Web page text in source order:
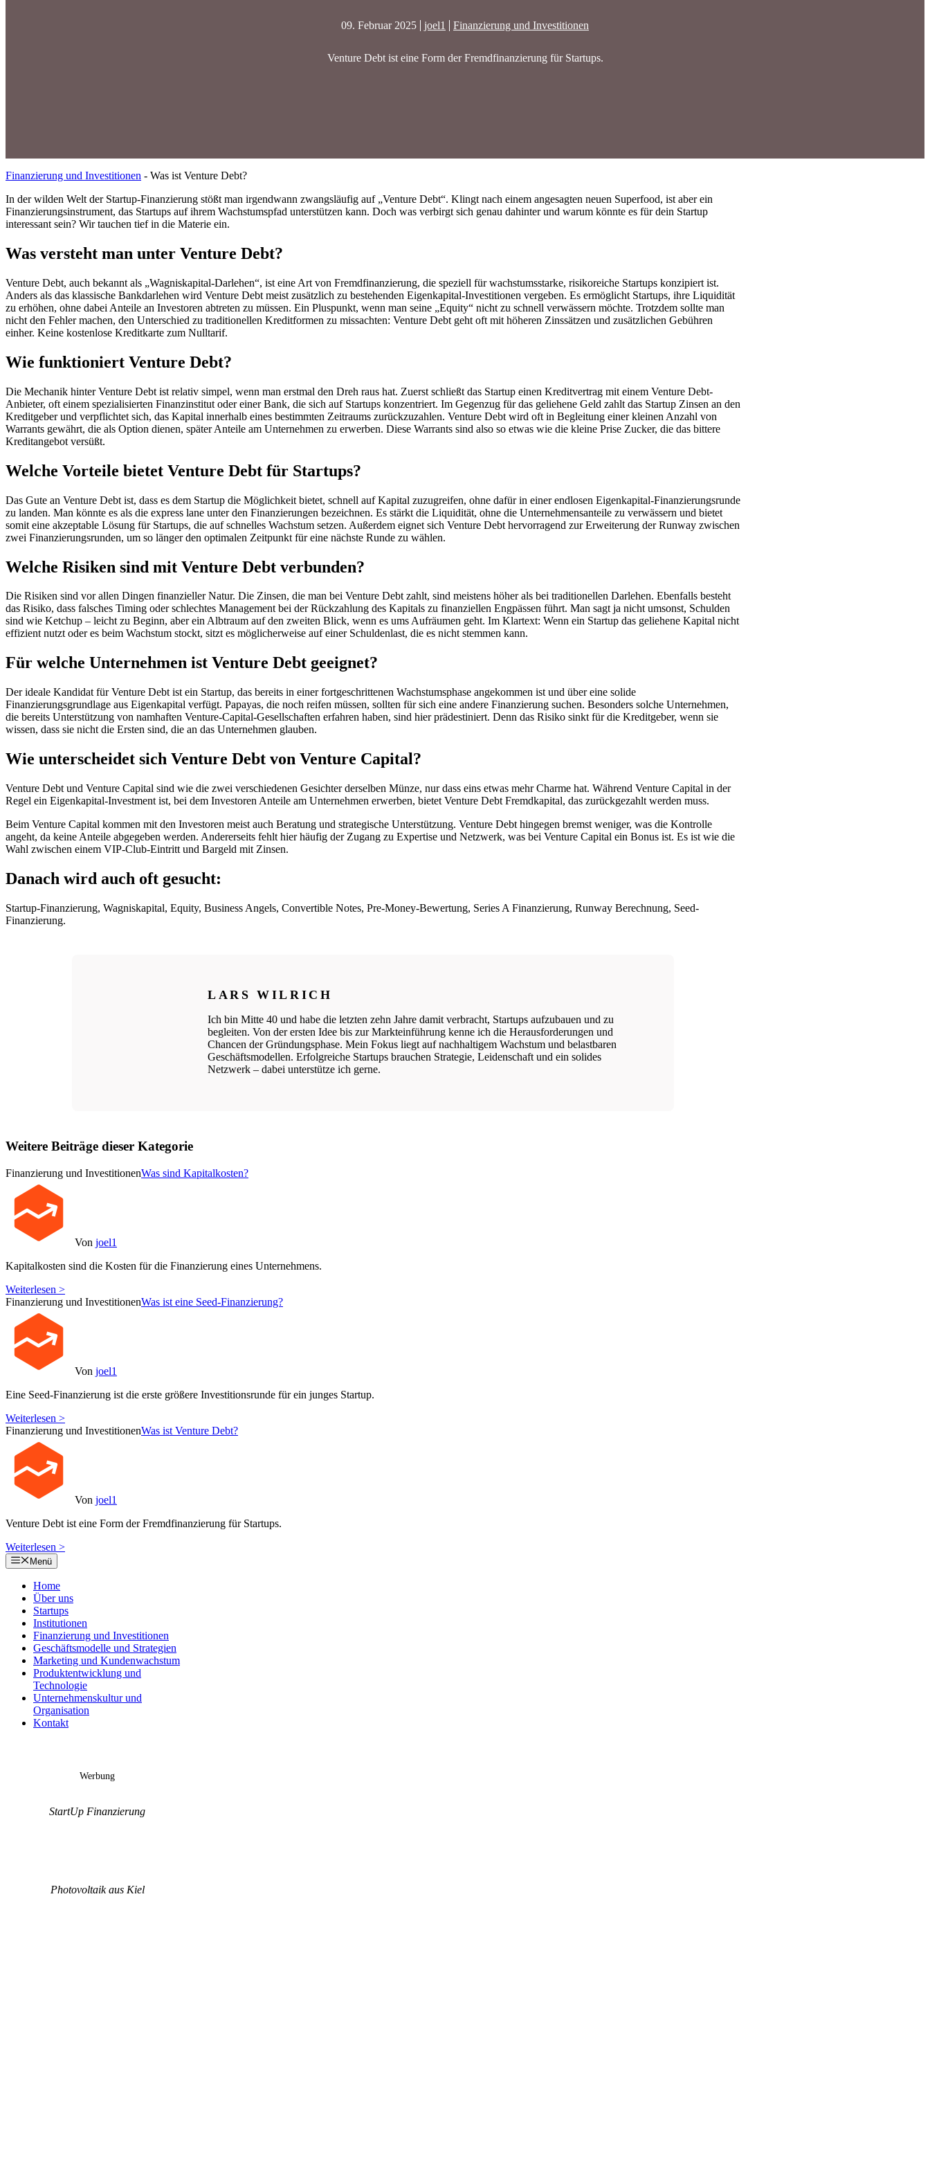
09. Februar 2025 joel1 Finanzierung und Investitionen
Venture Debt ist eine Form der Fremdfinanzierung für Startups.
Finanzierung und Investitionen - Was ist Venture Debt?
In der wilden Welt der Startup-Finanzierung stößt man irgendwann zwangsläufig auf „Venture Debt“. Klingt nach einem angesagten neuen Superfood, ist aber ein
Finanzierungsinstrument, das Startups auf ihrem Wachstumspfad unterstützen kann. Doch was verbirgt sich genau dahinter und warum könnte es für dein Startup
interessant sein? Wir tauchen tief in die Materie ein.
Was versteht man unter Venture Debt?
Venture Debt, auch bekannt als „Wagniskapital-Darlehen“, ist eine Art von Fremdfinanzierung, die speziell für wachstumsstarke, risikoreiche Startups konzipiert ist.
Anders als das klassische Bankdarlehen wird Venture Debt meist zusätzlich zu bestehenden Eigenkapital-Investitionen vergeben. Es ermöglicht Startups, ihre Liquidität
zu erhöhen, ohne dabei Anteile an Investoren abtreten zu müssen. Ein Pluspunkt, wenn man seine „Equity“ nicht zu schnell verwässern möchte. Trotzdem sollte man
nicht den Fehler machen, den Unterschied zu traditionellen Kreditformen zu missachten: Venture Debt geht oft mit höheren Zinssätzen und zusätzlichen Gebühren
einher. Keine kostenlose Kreditkarte zum Nulltarif.
Wie funktioniert Venture Debt?
Die Mechanik hinter Venture Debt ist relativ simpel, wenn man erstmal den Dreh raus hat. Zuerst schließt das Startup einen Kreditvertrag mit einem Venture Debt-
Anbieter, oft einem spezialisierten Finanzinstitut oder einer Bank, die sich auf Startups konzentriert. Im Gegenzug für das geliehene Geld zahlt das Startup Zinsen an den
Kreditgeber und verpflichtet sich, das Kapital innerhalb eines bestimmten Zeitraums zurückzuzahlen. Venture Debt wird oft in Begleitung einer kleinen Anzahl von
Warrants gewährt, die als Option dienen, später Anteile am Unternehmen zu erwerben. Diese Warrants sind also so etwas wie die kleine Prise Zucker, die das bittere
Kreditangebot versüßt.
Welche Vorteile bietet Venture Debt für Startups?
Das Gute an Venture Debt ist, dass es dem Startup die Möglichkeit bietet, schnell auf Kapital zuzugreifen, ohne dafür in einer endlosen Eigenkapital-Finanzierungsrunde
zu landen. Man könnte es als die express lane unter den Finanzierungen bezeichnen. Es stärkt die Liquidität, ohne die Unternehmensanteile zu verwässern und bietet
somit eine akzeptable Lösung für Startups, die auf schnelles Wachstum setzen. Außerdem eignet sich Venture Debt hervorragend zur Erweiterung der Runway zwischen
zwei Finanzierungsrunden, um so länger den optimalen Zeitpunkt für eine nächste Runde zu wählen.
Welche Risiken sind mit Venture Debt verbunden?
Die Risiken sind vor allen Dingen finanzieller Natur. Die Zinsen, die man bei Venture Debt zahlt, sind meistens höher als bei traditionellen Darlehen. Ebenfalls besteht
das Risiko, dass falsches Timing oder schlechtes Management bei der Rückzahlung des Kapitals zu finanziellen Engpässen führt. Man sagt ja nicht umsonst, Schulden
sind wie Ketchup – leicht zu Beginn, aber ein Albtraum auf den zweiten Blick, wenn es ums Aufräumen geht. Im Klartext: Wenn ein Startup das geliehene Kapital nicht
effizient nutzt oder es beim Wachstum stockt, sitzt es möglicherweise auf einer Schuldenlast, die es nicht stemmen kann.
Für welche Unternehmen ist Venture Debt geeignet?
Der ideale Kandidat für Venture Debt ist ein Startup, das bereits in einer fortgeschrittenen Wachstumsphase angekommen ist und über eine solide
Finanzierungsgrundlage aus Eigenkapital verfügt. Papayas, die noch reifen müssen, sollten für sich eine andere Finanzierung suchen. Besonders solche Unternehmen,
die bereits Unterstützung von namhaften Venture-Capital-Gesellschaften erfahren haben, sind hier prädestiniert. Denn das Risiko sinkt für die Kreditgeber, wenn sie
wissen, dass sie nicht die Ersten sind, die an das Unternehmen glauben.
Wie unterscheidet sich Venture Debt von Venture Capital?
Venture Debt und Venture Capital sind wie die zwei verschiedenen Gesichter derselben Münze, nur dass eins etwas mehr Charme hat. Während Venture Capital in der
Regel ein Eigenkapital-Investment ist, bei dem Investoren Anteile am Unternehmen erwerben, bietet Venture Debt Fremdkapital, das zurückgezahlt werden muss.
Beim Venture Capital kommen mit den Investoren meist auch Beratung und strategische Unterstützung. Venture Debt hingegen bremst weniger, was die Kontrolle
angeht, da keine Anteile abgegeben werden. Andererseits fehlt hier häufig der Zugang zu Expertise und Netzwerk, was bei Venture Capital ein Bonus ist. Es ist wie die
Wahl zwischen einem VIP-Club-Eintritt und Bargeld mit Zinsen.
Danach wird auch oft gesucht:
Startup-Finanzierung, Wagniskapital, Equity, Business Angels, Convertible Notes, Pre-Money-Bewertung, Series A Finanzierung, Runway Berechnung, Seed-
Finanzierung.
LARS WILRICH
Ich bin Mitte 40 und habe die letzten zehn Jahre damit verbracht, Startups aufzubauen und zu
begleiten. Von der ersten Idee bis zur Markteinführung kenne ich die Herausforderungen und
Chancen der Gründungsphase. Mein Fokus liegt auf nachhaltigem Wachstum und belastbaren
Geschäftsmodellen. Erfolgreiche Startups brauchen Strategie, Leidenschaft und ein solides
Netzwerk – dabei unterstütze ich gerne.
Weitere Beiträge dieser Kategorie
Finanzierung und InvestitionenWas sind Kapitalkosten?
Von joel1
Kapitalkosten sind die Kosten für die Finanzierung eines Unternehmens.
Weiterlesen >
Finanzierung und InvestitionenWas ist eine Seed-Finanzierung?
Von joel1
Eine Seed-Finanzierung ist die erste größere Investitionsrunde für ein junges Startup.
Weiterlesen >
Finanzierung und InvestitionenWas ist Venture Debt?
Von joel1
Venture Debt ist eine Form der Fremdfinanzierung für Startups.
Weiterlesen >
Menü
Home
Über uns
Startups
Institutionen
Finanzierung und Investitionen
Geschäftsmodelle und Strategien
Marketing und Kundenwachstum
Produktentwicklung und
Technologie
Unternehmenskultur und
Organisation
Kontakt
Werbung
StartUp Finanzierung
Photovoltaik aus Kiel